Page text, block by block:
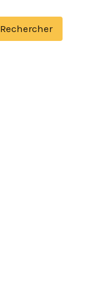
Rechercher